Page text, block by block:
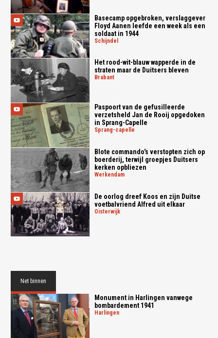
Basecamp opgebroken, verslaggever
Floyd Aanen leefde een week als een
soldaat in 1944
schijndel
Het rood-wit-blauw wapperde in de
straten maar de Duitsers bleven
brabant
Paspoort van de gefusilleerde
verzetsheld Jan de Rooij opgedoken
in Sprang-Capelle
sprang-capelle
Blote commando's verstopten zich op
boerderij, terwijl groepjes Duitsers
kerken opbliezen
werkendam
De oorlog dreef Koos en zijn Duitse
voetbalvriend Alfred uit elkaar
oisterwijk
Net binnen
Monument in Harlingen vanwege
bombardement 1941
harlingen